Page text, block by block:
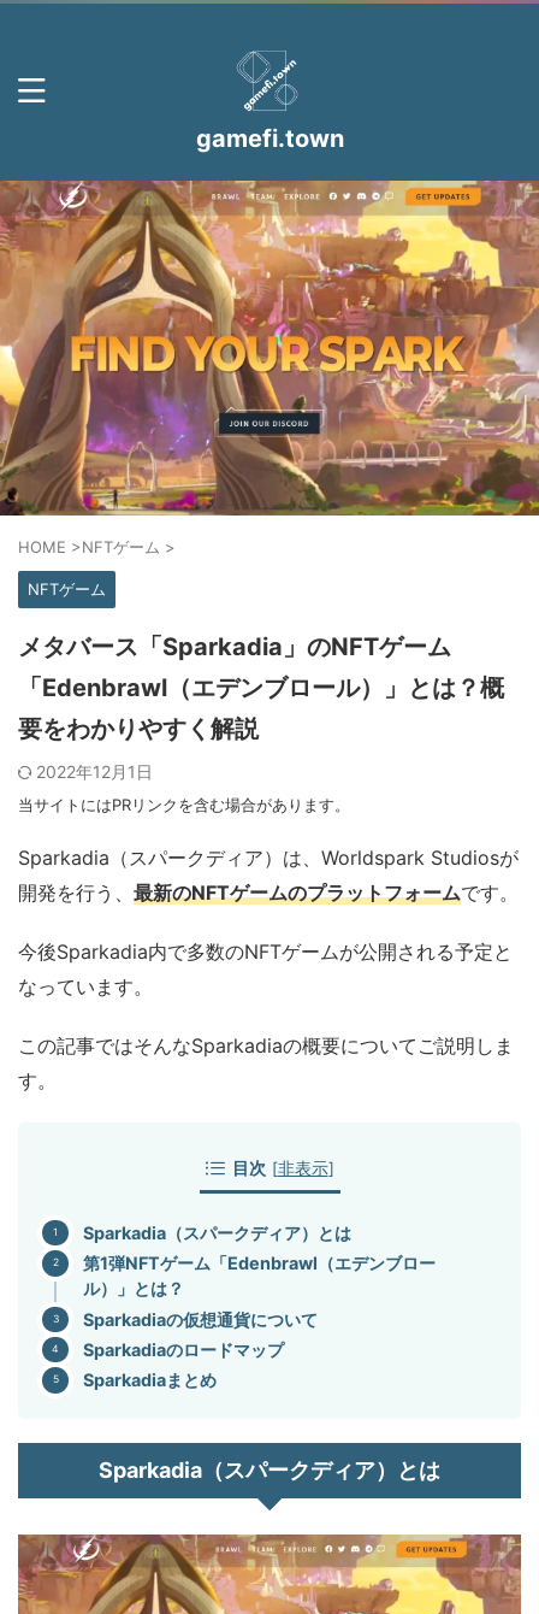
gamefi.town
HOME >NFTゲーム >
NFTゲーム
メタバース「Sparkadia」のNFTゲーム
「Edenbrawl（エデンブロール）」とは？概
要をわかりやすく解説
2022年12月1日
当サイトにはPRリンクを含む場合があります。
Sparkadia（スパークディア）は、Worldspark Studiosが
開発を行う、 最新のNFTゲームのプラットフォームです。
今後Sparkadia内で多数のNFTゲームが公開される予定と
なっています。
この記事ではそんなSparkadiaの概要についてご説明しま
す。
目次 [非表示]
Sparkadia（スパークディア）とは
第1弾NFTゲーム「Edenbrawl（エデンブロー
ル）」とは？
Sparkadiaの仮想通貨について
Sparkadiaのロードマップ
Sparkadiaまとめ
Sparkadia（スパークディア）とは